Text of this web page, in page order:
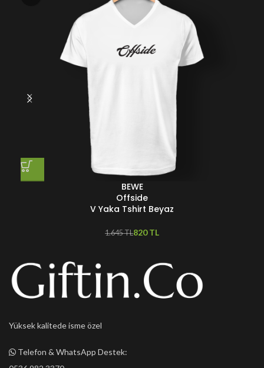
BEWE
Offside
V Yaka Tshirt Beyaz
1.645TL820TL
Yüksek kalitede isme özel
Telefon & WhatsApp Destek: